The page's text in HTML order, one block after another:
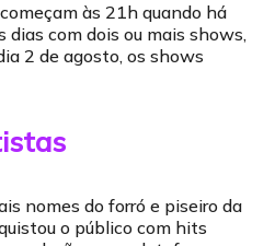
às 21h quando há
dias com dois ou mais shows,
2 de agosto, os shows
nomes do forró e piseiro da
o público com hits